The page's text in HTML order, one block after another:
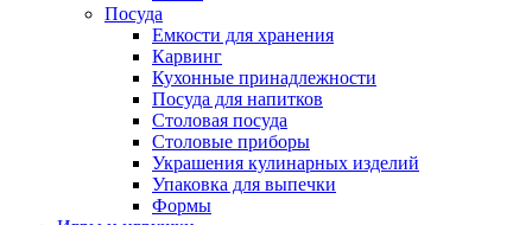
Посуда
Емкости для хранения
Карвинг
Кухонные принадлежности
Посуда для напитков
Столовая посуда
Столовые приборы
Украшения кулинарных изделий
Упаковка для выпечки
Формы